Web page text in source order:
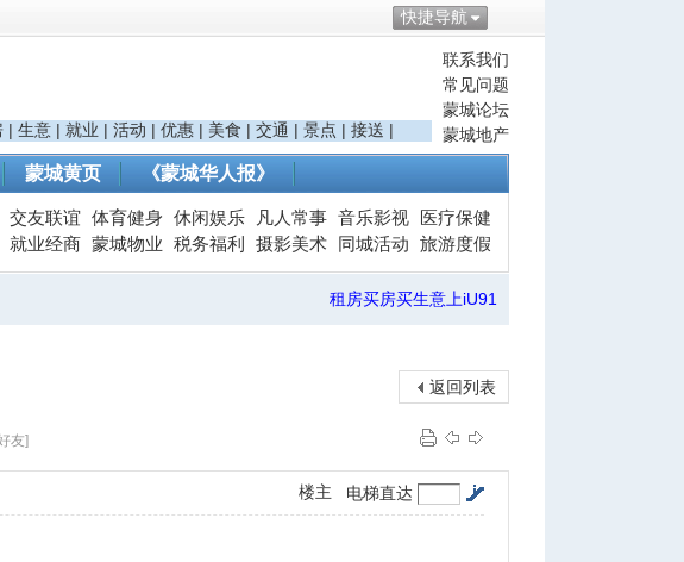
快捷导航
联系我们
常见问题
蒙城论坛
蒙城地产
| 生意 | 就业 | 活动 | 优惠 | 美食 | 交通 | 景点 | 接送 |
蒙城黄页 《蒙城华人报》
交友联谊 体育健身 休闲娱乐 凡人常事 音乐影视
医疗保健
就业经商 蒙城物业 税务福利 摄影美术 同城活动 旅游度假
租房买房买生意上iU91
返回列表
友]
电梯直达
楼主